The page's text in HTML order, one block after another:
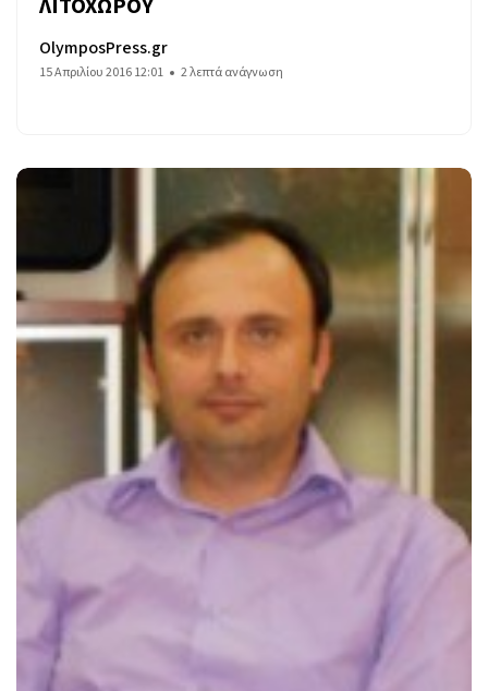
ΛΙΤΟΧΩΡΟΥ
OlymposPress.gr
15 Απριλίου 2016 12:01 2 λεπτά ανάγνωση